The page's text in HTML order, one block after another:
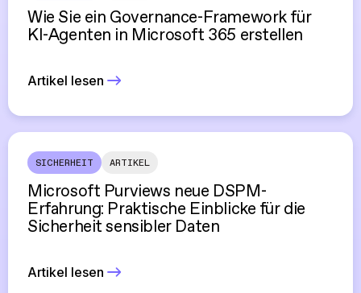
Wie Sie ein Governance-Framework für
KI-Agenten in Microsoft 365 erstellen
Artikel lesen
SICHERHEIT ARTIKEL
Microsoft Purviews neue DSPM-
Erfahrung: Praktische Einblicke für die
Sicherheit sensibler Daten
Artikel lesen